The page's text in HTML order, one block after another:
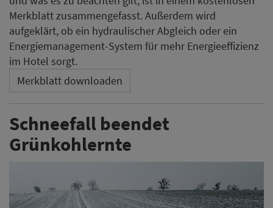
Merkblatt zusammengefasst. Außerdem wird
aufgeklärt, ob ein hydraulischer Abgleich oder ein
Energiemanagement-System für mehr Energieeffizienz
im Hotel sorgt.
Merkblatt downloaden
Schneefall beendet
Grünkohlernte